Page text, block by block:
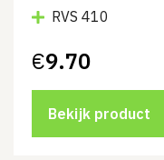
RVS 410
€9.70
Bekijk product